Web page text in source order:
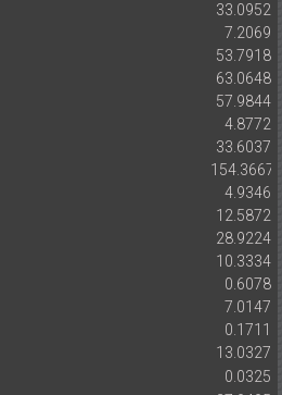
33.0952
7.2069
53.7918
63.0648
57.9844
4.8772
33.6037
154.3667
4.9346
12.5872
28.9224
10.3334
0.6078
7.0147
0.1711
13.0327
0.0325